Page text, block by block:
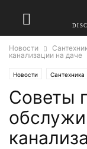
Новости
канализации на даче
Новости Сантехника
Советы